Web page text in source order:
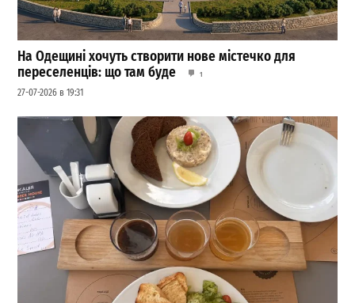
На Одещині хочуть створити нове містечко для
переселенців: що там буде
1
27-07-2026 в 19:31